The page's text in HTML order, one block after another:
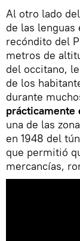
Al otro lado
de las lenguas
recóndito del
metros de
del occitano,
de los
durante
prácticamente
una de las
en 1948 del
que permitió
mercancías,